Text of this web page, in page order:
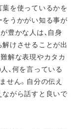
を使っているかを
をうかがい知る事が
豊かな人は、自身
解けさせることが出
解な表現やカタカ
、何を言っている
せん。自分の伝え
ながら話すと良いで